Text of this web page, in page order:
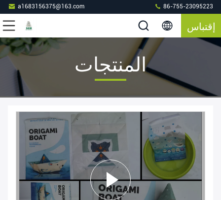
a1683156375@163.com 86-755-23095223
إقتباس
المنتجات